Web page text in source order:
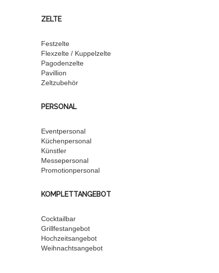
ZELTE
Festzelte
Flexzelte / Kuppelzelte
Pagodenzelte
Pavillion
Zeltzubehör
PERSONAL
Eventpersonal
Küchenpersonal
Künstler
Messepersonal
Promotionpersonal
KOMPLETTANGEBOT
Cocktailbar
Grillfestangebot
Hochzeitsangebot
Weihnachtsangebot